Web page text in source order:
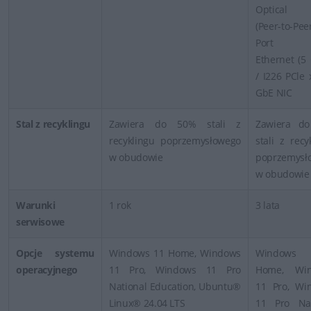
Optical
(Peer-to-
Port
Ethernet (5
/ I226 PCle
GbE NIC
Stal z recyklingu
Zawiera do 50% stali z
recyklingu poprzemysłowego
w obudowie
Zawiera
stali z
w obudowie
Warunki
serwisowe
1 rok 3 lata
Opcje systemu
operacyjnego
Windows 11 Home, Windows
11 Pro, Windows 11 Pro
National Education, Ubuntu®
Linux® 24.04 LTS
Home,
11 Pro,
11 Pro